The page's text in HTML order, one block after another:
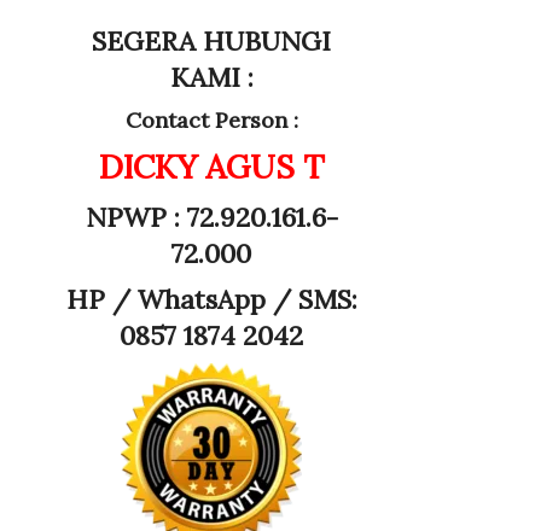
SEGERA HUBUNGI
KAMI :
Contact Person :
DICKY AGUS T
NPWP : 72.920.161.6-
72.000
HP /WhatsApp / SMS:
0857 1874 2042